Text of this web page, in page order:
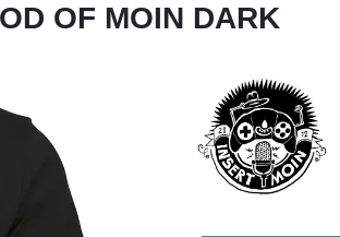
OF MOIN DARK